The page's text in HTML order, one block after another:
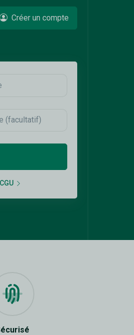
Créer un compte
CGU